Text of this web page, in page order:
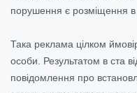
порушення є розміщення в
Така реклама цілком
особи. Результатом в ста
повідомлення про